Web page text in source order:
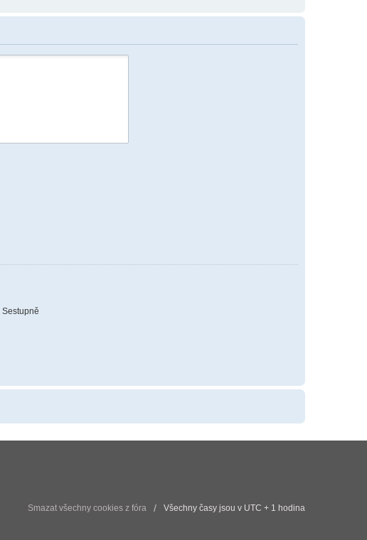
Sestupně
Smazat všechny cookies z fóra Všechny časy jsou v UTC + 1 hodina